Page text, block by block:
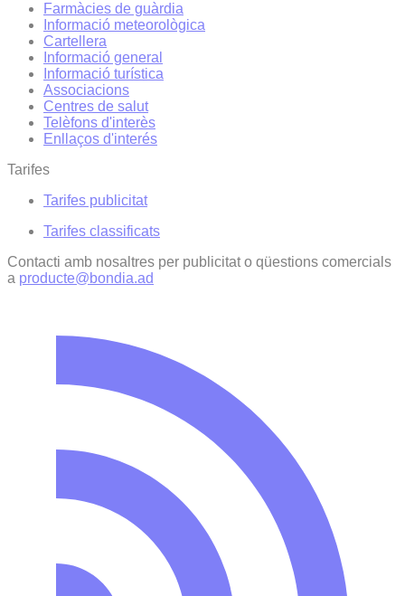
Farmàcies de guàrdia
Informació meteorològica
Cartellera
Informació general
Informació turística
Associacions
Centres de salut
Telèfons d'interès
Enllaços d'interés
Tarifes
Tarifes publicitat
Tarifes classificats
Contacti amb nosaltres per publicitat o qüestions comercials
a producte@bondia.ad